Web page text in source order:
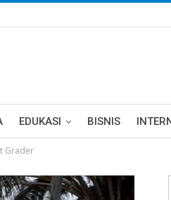
EDUKASI BISNIS
Grader